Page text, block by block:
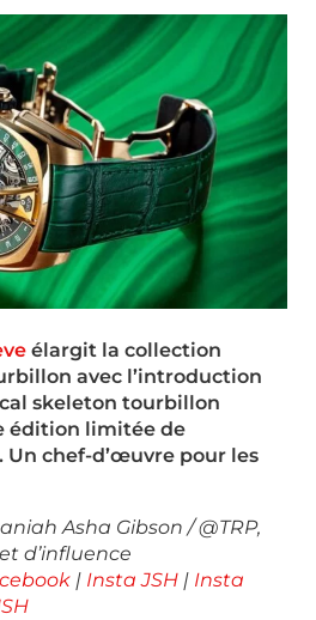
élargit la collection
avec l’introduction
skeleton tourbillon
édition limitée de
Un chef-d’œuvre pour les
Asha Gibson / @TRP,
d’influence
| Insta JSH | Insta